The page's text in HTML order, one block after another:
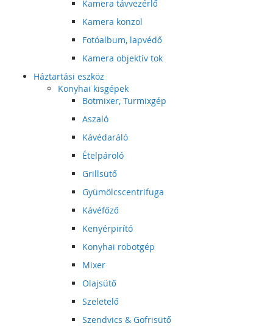
Kamera távvezérlő
Kamera konzol
Fotóalbum, lapvédő
Kamera objektív tok
Háztartási eszköz
Konyhai kisgépek
Botmixer, Turmixgép
Aszaló
Kávédaráló
Ételpároló
Grillsütő
Gyümölcscentrifuga
Kávéfőző
Kenyérpirító
Konyhai robotgép
Mixer
Olajsütő
Szeletelő
Szendvics & Gofrisütő